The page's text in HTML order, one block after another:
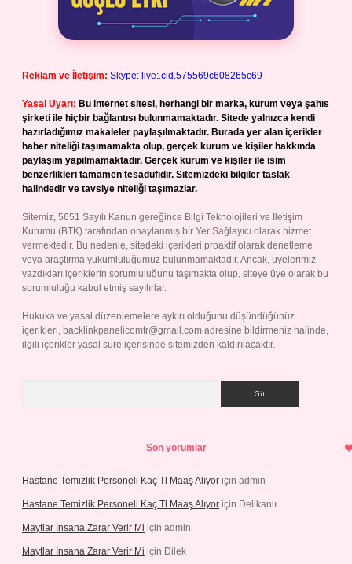
Reklam ve İletişim: Skype: live:.cid.575569c608265c69
Yasal Uyarı: Bu internet sitesi, herhangi bir marka, kurum veya şahıs
şirketi ile hiçbir bağlantısı bulunmamaktadır. Sitede yalnızca kendi
hazırladığımız makaleler paylaşılmaktadır. Burada yer alan içerikler
haber niteliği taşımamakta olup, gerçek kurum ve kişiler hakkında
paylaşım yapılmamaktadır. Gerçek kurum ve kişiler ile isim
benzerlikleri tamamen tesadüfidir. Sitemizdeki bilgiler taslak
halindedir ve tavsiye niteliği taşımazlar.
Sitemiz, 5651 Sayılı Kanun gereğince Bilgi Teknolojileri ve İletişim
Kurumu (BTK) tarafından onaylanmış bir Yer Sağlayıcı olarak hizmet
vermektedir. Bu nedenle, sitedeki içerikleri proaktif olarak denetleme
veya araştırma yükümlülüğümüz bulunmamaktadır. Ancak, üyelerimiz
yazdıkları içeriklerin sorumluluğunu taşımakta olup, siteye üye olarak bu
sorumluluğu kabul etmiş sayılırlar.
Hukuka ve yasal düzenlemelere aykırı olduğunu düşündüğünüz
içerikleri, backlinkpanelicomtr@gmail.com adresine bildirmeniz halinde,
ilgili içerikler yasal süre içerisinde sitemizden kaldırılacaktır.
Son yorumlar
Hastane Temizlik Personeli Kaç Tl Maaş Alıyor için admin
Hastane Temizlik Personeli Kaç Tl Maaş Alıyor için Delikanlı
Maytlar Insana Zarar Verir Mi için admin
Maytlar Insana Zarar Verir Mi için Dilek